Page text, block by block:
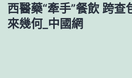
西醫藥“牽手”餐飲 跨查
來幾何_中國網